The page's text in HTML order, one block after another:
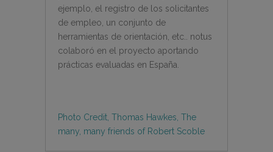
ejemplo, el registro de los solicitantes
de empleo, un conjunto de
herramientas de orientación, etc.. notus
colaboró en el proyecto aportando
prácticas evaluadas en España.
Photo Credit, Thomas Hawkes, The
many, many friends of Robert Scoble